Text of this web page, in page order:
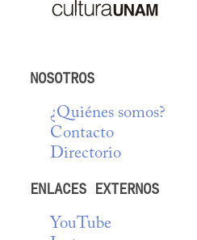
NOSOTROS
¿Quiénes somos?
Contacto
Directorio
ENLACES EXTERNOS
YouTube